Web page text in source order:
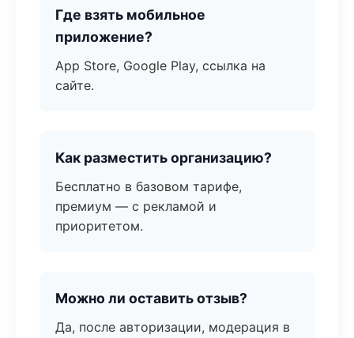
Где взять мобильное
приложение?
App Store, Google Play, ссылка на
сайте.
Как разместить организацию?
Бесплатно в базовом тарифе,
премиум — с рекламой и
приоритетом.
Можно ли оставить отзыв?
Да, после авторизации, модерация в